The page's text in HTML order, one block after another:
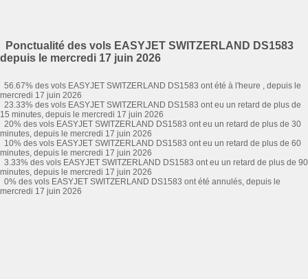
Ponctualité des vols EASYJET SWITZERLAND DS1583
depuis le mercredi 17 juin 2026
56.67% des vols EASYJET SWITZERLAND DS1583 ont été à l'heure , depuis le
mercredi 17 juin 2026
23.33% des vols EASYJET SWITZERLAND DS1583 ont eu un retard de plus de
15 minutes, depuis le mercredi 17 juin 2026
20% des vols EASYJET SWITZERLAND DS1583 ont eu un retard de plus de 30
minutes, depuis le mercredi 17 juin 2026
10% des vols EASYJET SWITZERLAND DS1583 ont eu un retard de plus de 60
minutes, depuis le mercredi 17 juin 2026
3.33% des vols EASYJET SWITZERLAND DS1583 ont eu un retard de plus de 90
minutes, depuis le mercredi 17 juin 2026
0% des vols EASYJET SWITZERLAND DS1583 ont été annulés, depuis le
mercredi 17 juin 2026